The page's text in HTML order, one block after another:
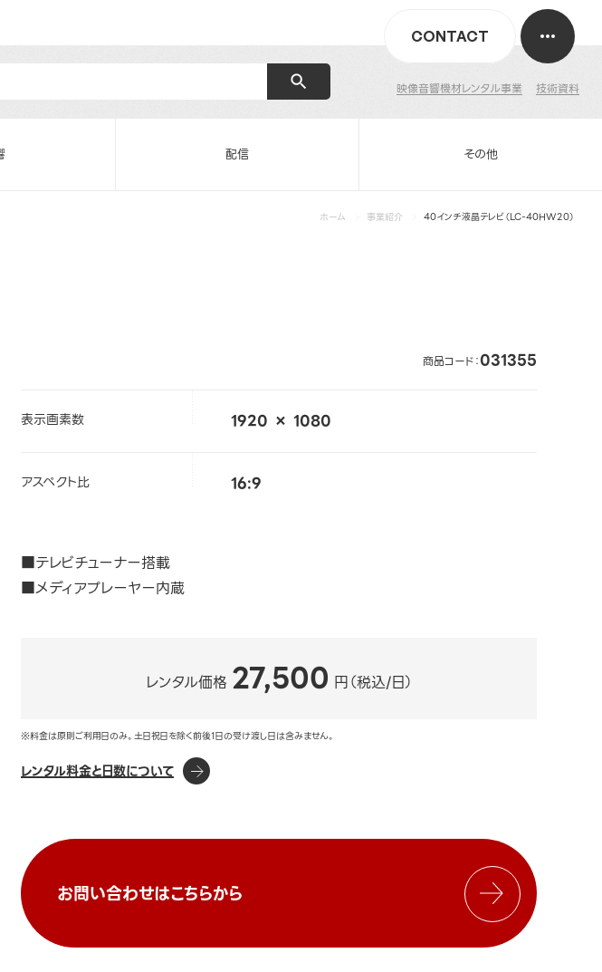
映像音響機材レンタル事業 技術資料
CONTACT
配信 その他
ホーム 事業紹介 40インチ液晶テレビ（LC-40HW20）
商品コード：031355
表示画素数 1920 × 1080
アスペクト比 16:9
■テレビチューナー搭載
■メディアプレーヤー内蔵
レンタル価格 27,500 円（税込/日）
※料金は原則ご利用日のみ。土日祝日を除く前後1日の受け渡し日は含みません。
レンタル料金と日数について
お問い合わせはこちらから